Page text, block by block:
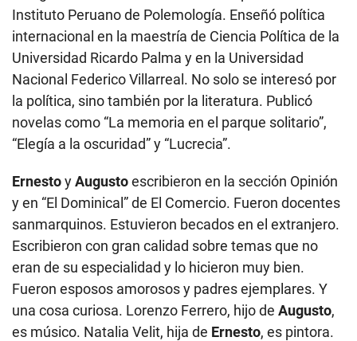
Instituto Peruano de Polemología. Enseñó política
internacional en la maestría de Ciencia Política de la
Universidad Ricardo Palma y en la Universidad
Nacional Federico Villarreal. No solo se interesó por
la política, sino también por la literatura. Publicó
novelas como “La memoria en el parque solitario”,
“Elegía a la oscuridad” y “Lucrecia”.
ErnestoyAugustoescribieron en la sección Opinión
y en “El Dominical” de El Comercio. Fueron docentes
sanmarquinos. Estuvieron becados en el extranjero.
Escribieron con gran calidad sobre temas que no
eran de su especialidad y lo hicieron muy bien.
Fueron esposos amorosos y padres ejemplares. Y
una cosa curiosa. Lorenzo Ferrero, hijo de Augusto,
es músico. Natalia Velit, hija de Ernesto, es pintora.